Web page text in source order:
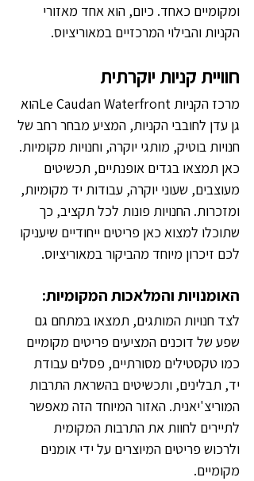
ומקומיים כאחד. כיום, הוא אחד מאזורי
הקניות והבילוי המרכזיים במאוריציוס.
חוויית קניות יוקרתית
מרכז הקניות Le Caudan Waterfrontהוא
גן עדן לחובבי הקניות, המציע מבחר רחב של
חנויות בוטיק, מותגי יוקרה, וחנויות מקומיות.
כאן תמצאו בגדים אופנתיים, תכשיטים
מעוצבים, שעוני יוקרה, עבודות יד מקומיות,
ומזכרות. החנויות פונות לכל תקציב, כך
שתוכלו למצוא כאן פריטים ייחודיים שיעניקו
לכם זיכרון מיוחד מהביקור במאוריציוס.
האומנויות והמלאכות המקומיות:
לצד חנויות המותגים, תמצאו במתחם גם
שפע של דוכנים המציעים פריטים מקומיים
כמו טקסטילים מסורתיים, פסלים עבודת
יד, תבלינים, ותכשיטים בהשראת התרבות
המוריצ'יאנית. האזור המיוחד הזה מאפשר
לתיירים לחוות את התרבות המקומית
ולרכוש פריטים המיוצרים על ידי אומנים
מקומיים.